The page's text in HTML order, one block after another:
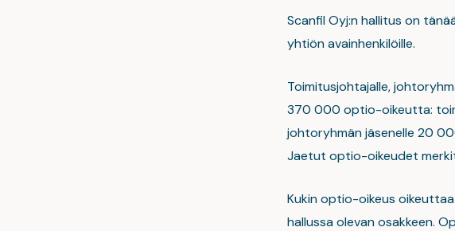
Scanfil Oyj:n hallitus on
yhtiön avainhenkilöille.
Toimitusjohtajalle,
370 000 optio-oikeutta:
johtoryhmän jäsenelle 20
Jaetut optio-oikeudet
Kukin optio-oikeus
hallussa olevan osakkeen.